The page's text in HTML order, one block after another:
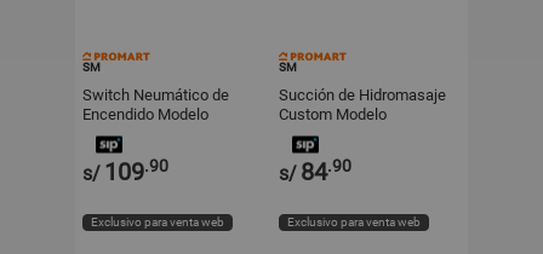
SM
Switch Neumático de
Encendido Modelo
TVA11A Blanco de 4 cm
s/ 109.90
Exclusivo para venta web
SM
Succión de Hidromasaje
Custom Modelo
25206100000
s/ 84.90
Exclusivo para venta web